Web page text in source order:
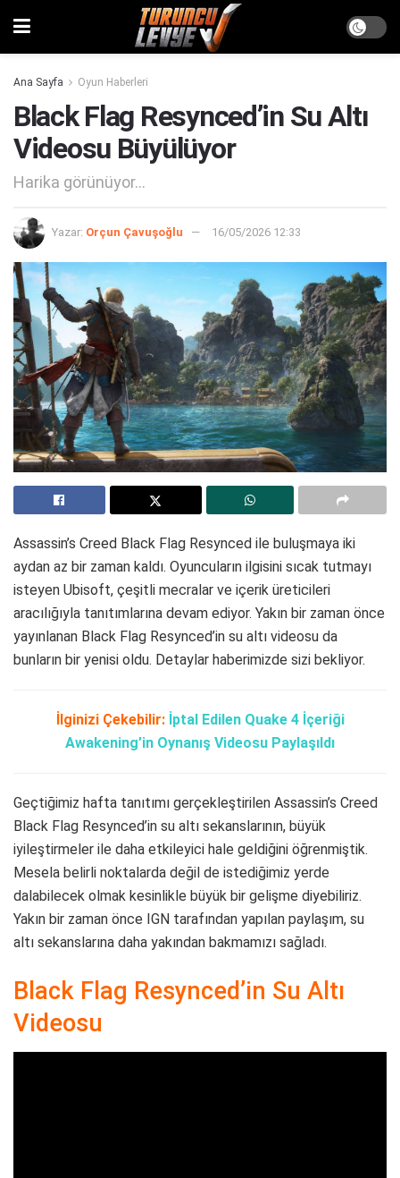
Ana Sayfa Oyun Haberleri
Black Flag Resynced’in Su Altı
Videosu Büyülüyor
Harika görünüyor...
Yazar: Orçun Çavuşoğlu 16/05/2026 12:33
Assassin’s Creed Black Flag Resynced ile buluşmaya iki
aydan az bir zaman kaldı. Oyuncuların ilgisini sıcak tutmayı
isteyen Ubisoft, çeşitli mecralar ve içerik üreticileri
aracılığıyla tanıtımlarına devam ediyor. Yakın bir zaman önce
yayınlanan Black Flag Resynced’in su altı videosu da
bunların bir yenisi oldu. Detaylar haberimizde sizi bekliyor.
İlginizi Çekebilir: İptal Edilen Quake 4 İçeriği
Awakening’in Oynanış Videosu Paylaşıldı
Geçtiğimiz hafta tanıtımı gerçekleştirilen Assassin’s Creed
Black Flag Resynced’in su altı sekanslarının, büyük
iyileştirmeler ile daha etkileyici hale geldiğini öğrenmiştik.
Mesela belirli noktalarda değil de istediğimiz yerde
dalabilecek olmak kesinlikle büyük bir gelişme diyebiliriz.
Yakın bir zaman önce IGN tarafından yapılan paylaşım, su
altı sekanslarına daha yakından bakmamızı sağladı.
Black Flag Resynced’in Su Altı
Videosu